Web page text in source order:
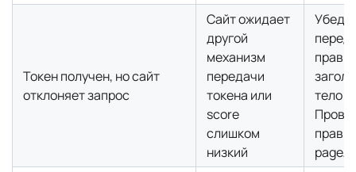
Токен получен, но сайт
отклоняет запрос
Сайт ожидает
другой
механизм
передачи
токена или
score
слишком
низкий
тело